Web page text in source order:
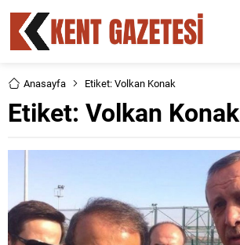
Anasayfa Etiket: Volkan Konak
Etiket: Volkan Konak